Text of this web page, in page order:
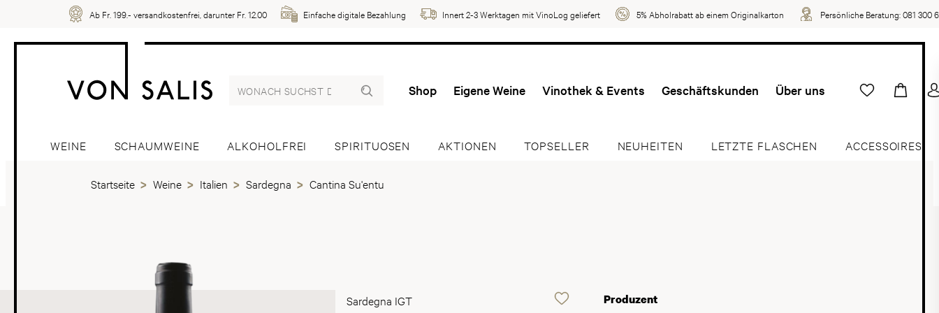
Ab Fr. 199.- versandkostenfrei, darunter Fr. 12.00 Einfache digitale Bezahlung Innert 2-3 Werktagen mit VinoLog geliefert 5% Abholrabatt ab einem Originalkarton Persönliche Beratung:081 300
Shop Eigene Weine Vinothek & Events Geschäftskunden Über uns
WEINE SCHAUMWEINE ALKOHOLFREI SPIRITUOSEN AKTIONEN TOPSELLER NEUHEITEN LETZTE FLASCHEN ACCESSOIRES
Startseite Weine Italien Sardegna Cantina Su'entu
Sardegna IGT Produzent